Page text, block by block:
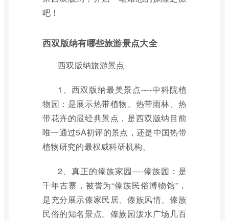
吧！
西双版纳有哪些旅游景点大全
西双版纳旅游景点
1、西双版纳最美景点----中科院植
物园：是展示热带植物、热带雨林、热
带花卉的最经典景点，是西双版纳目前
唯一通过5A初评的景点，还是中国热带
植物研究的最权威科研机构。
2、真正的傣族家园----傣族园：是
千年古寨，被誉为“傣族民俗博物馆”，
是充分展示傣家民居、傣族风情、傣族
民俗的知名景点。傣族园泼水广场几百